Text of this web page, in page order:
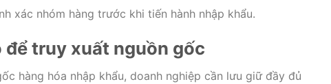
xác nhóm hàng trước khi tiến hành nhập khẩu.
truy xuất nguồn gốc
hàng hóa nhập khẩu, doanh nghiệp cần lưu giữ đầy đủ